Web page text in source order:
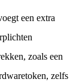
een extra
zoals een
zelfs